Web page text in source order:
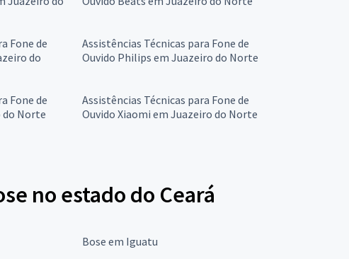
Fone de
do
Assistências Técnicas para Fone de
Ouvido Philips em Juazeiro do Norte
Fone de
do Norte
Assistências Técnicas para Fone de
Ouvido Xiaomi em Juazeiro do Norte
no estado do Ceará
Bose em Iguatu